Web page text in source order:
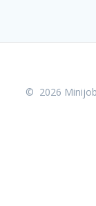
© 2026